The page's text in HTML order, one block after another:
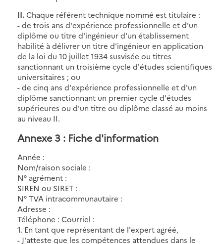
II.Chaque référent technique nommé est titulaire :
- de trois ans d'expérience professionnelle et d'un
diplôme ou titre d'ingénieur d'un établissement
habilité à délivrer un titre d'ingénieur en application
de la loi du 10 juillet 1934 susvisée ou titres
sanctionnant un troisième cycle d'études scientifiques
universitaires ; ou
- de cinq ans d'expérience professionnelle et d'un
diplôme sanctionnant un premier cycle d'études
supérieures ou d'un titre ou diplôme classé au moins
au niveau II.
Annexe 3 : Fiche d'information
Année :
Nom/raison sociale :
N° agrément :
SIREN ou SIRET :
N° TVA intracommunautaire :
Adresse :
Téléphone : Courriel :
1. En tant que représentant de l'expert agréé,
- J'atteste que les compétences attendues dans le